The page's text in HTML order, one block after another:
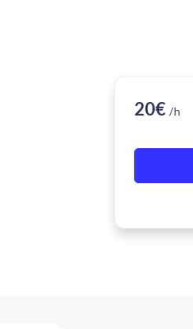
20€/h